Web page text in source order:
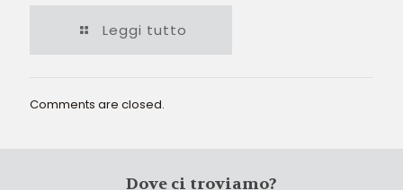
Leggi tutto
Comments are closed.
Dove ci troviamo?